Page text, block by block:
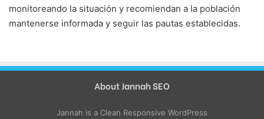
monitoreando la situación y recomiendan a la población
mantenerse informada y seguir las pautas establecidas.
About Jannah SEO
Jannah is a Clean Responsive WordPress